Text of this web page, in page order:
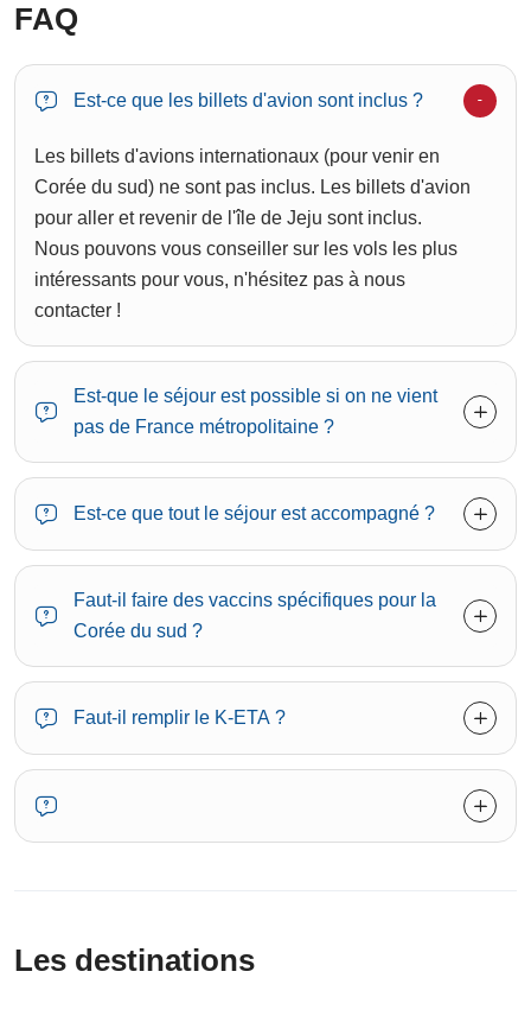
FAQ
Est-ce que les billets d'avion sont inclus ?
Les billets d'avions internationaux (pour venir en
Corée du sud) ne sont pas inclus. Les billets d'avion
pour aller et revenir de l'île de Jeju sont inclus.
Nous pouvons vous conseiller sur les vols les plus
intéressants pour vous, n'hésitez pas à nous
contacter !
Est-que le séjour est possible si on ne vient
pas de France métropolitaine ?
Est-ce que tout le séjour est accompagné ?
Faut-il faire des vaccins spécifiques pour la
Corée du sud ?
Faut-il remplir le K-ETA ?
Les destinations